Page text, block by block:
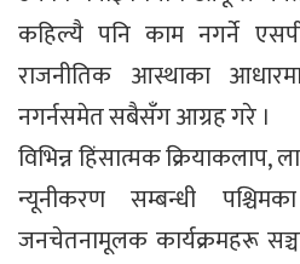
कहिल्यै पनि काम नगर्ने
राजनीतिक आस्थाका
नगर्नसमेत सबैसँग आग्रह गरे ।
विभिन्न हिंसात्मक क्रियाकलाप,
न्यूनीकरण सम्बन्धी
जनचेतनामूलक कार्यक्रमहरू